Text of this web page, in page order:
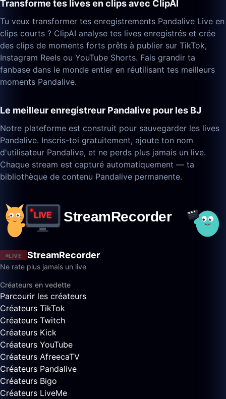
Transforme tes lives en clips avec ClipAI
Tu veux transformer tes enregistrements Pandalive Live en
clips courts ? ClipAI analyse tes lives enregistrés et crée
des clips de moments forts prêts à publier sur TikTok,
Instagram Reels ou YouTube Shorts. Fais grandir ta
fanbase dans le monde entier en réutilisant tes meilleurs
moments Pandalive.
Le meilleur enregistreur Pandalive pour les BJ
Notre plateforme est construit pour sauvegarder les lives
Pandalive. Inscris-toi gratuitement, ajoute ton nom
d'utilisateur Pandalive, et ne perds plus jamais un live.
Chaque stream est capturé automatiquement — ta
bibliothèque de contenu Pandalive permanente.
LIVE StreamRecorder
Ne rate plus jamais un live
Créateurs en vedette
Parcourir les créateurs
Créateurs TikTok
Créateurs Twitch
Créateurs Kick
Créateurs YouTube
Créateurs AfreecaTV
Créateurs Pandalive
Créateurs Bigo
Créateurs LiveMe